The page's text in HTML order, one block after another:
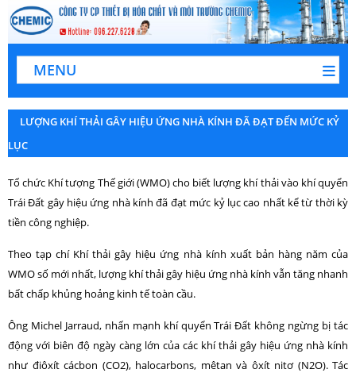
MENU
LƯỢNG KHÍ THẢI GÂY HIỆU ỨNG NHÀ KÍNH ĐÃ ĐẠT ĐẾN MỨC KỶ
LỤC
Tổ chức Khí tượng Thế giới (WMO) cho biết lượng khí thải vào khí quyển
Trái Đất gây hiệu ứng nhà kính đã đạt mức kỷ lục cao nhất kể từ thời kỳ
tiền công nghiệp.
Theo tạp chí Khí thải gây hiệu ứng nhà kính xuất bản hàng năm của
WMO số mới nhất, lượng khí thải gây hiệu ứng nhà kính vẫn tăng nhanh
bất chấp khủng hoảng kinh tế toàn cầu.
Ông Michel Jarraud, nhấn mạnh khí quyển Trái Đất không ngừng bị tác
động với biên độ ngày càng lớn của các khí thải gây hiệu ứng nhà kính
như điôxít cácbon (CO2), halocarbons, mêtan và ôxít nitơ (N2O). Tác